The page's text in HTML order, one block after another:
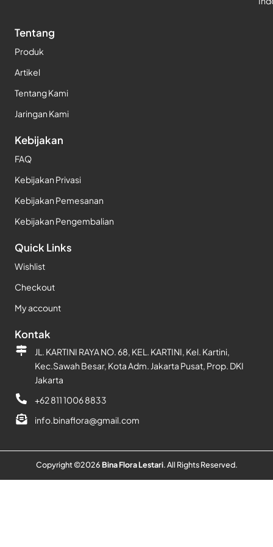
Tentang
Produk
Artikel
Tentang Kami
Jaringan Kami
Kebijakan
FAQ
Kebijakan Privasi
Kebijakan Pemesanan
Kebijakan Pengembalian
Quick Links
Wishlist
Checkout
My account
Kontak
JL. KARTINI RAYA NO. 68, KEL. KARTINI, Kel. Kartini,
Kec.Sawah Besar, Kota Adm. Jakarta Pusat, Prop. DKI
Jakarta
+62 811 1006 8833
info.binaflora@gmail.com
Copyright ©2026 Bina Flora Lestari. All Rights Reserved.